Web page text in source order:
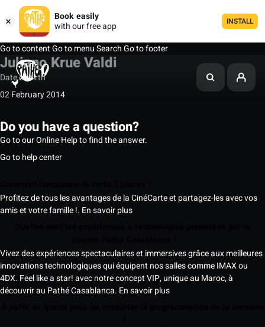
Book easily
with our free app
INSTALL
Go to contentGo to menuSearchGo to footer
Juliano Krue Valdi
Date of birth
02 February 2014
Do you have a question?
Go to our Online Help to find the answer.
Go to help center
Profitez de tous les avantages de la CinéCarte et partagez-les avec vos
amis et votre famille !. En savoir plus
Vivez des expériences spectaculaires et immersives grâce aux meilleures
innovations technologiques qui équipent nos salles comme IMAX ou
4DX. Feel like a star! avec notre concept VIP, unique au Maroc, à
découvrir au Pathé Casablanca. En savoir plus